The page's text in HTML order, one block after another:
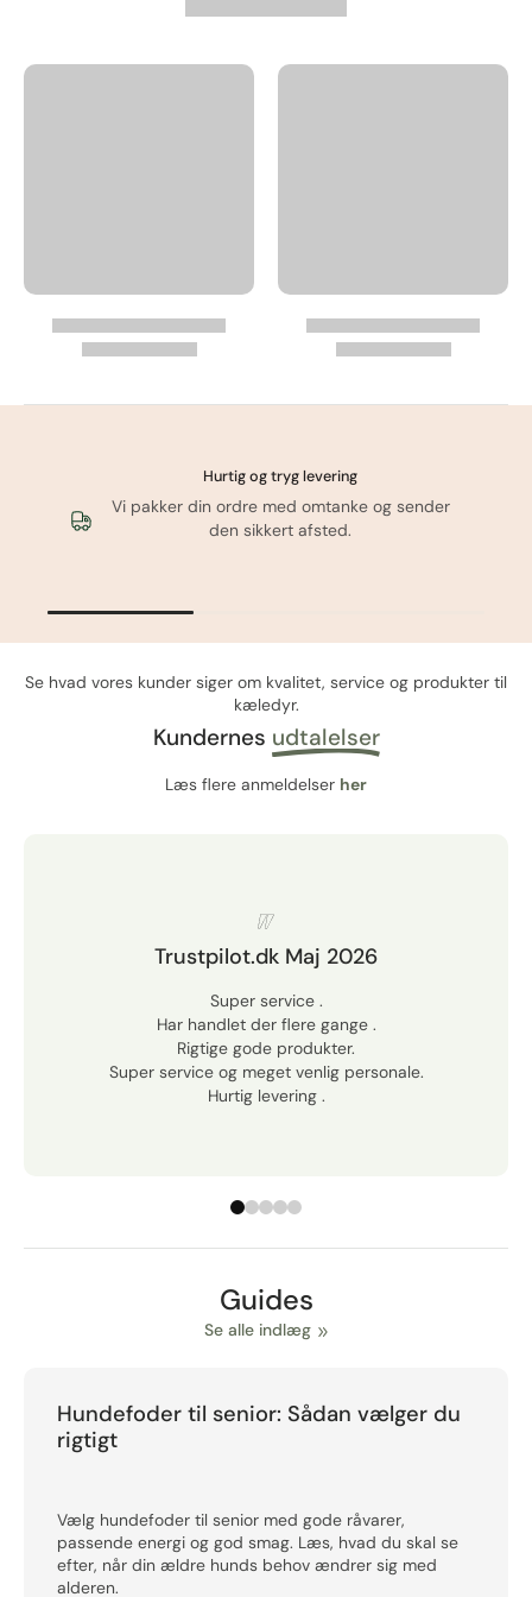
Hurtig og tryg levering
Vi pakker din ordre med omtanke og sender
den sikkert afsted.
Se hvad vores kunder siger om kvalitet, service og produkter til
kæledyr.
Kundernes udtalelser
Læs flere anmeldelser her
Trustpilot.dk Maj 2026
Super service .
Har handlet der flere gange .
Rigtige gode produkter.
Super service og meget venlig personale.
Hurtig levering .
Guides
Se alle indlæg
Hundefoder til senior: Sådan vælger du
rigtigt
Vælg hundefoder til senior med gode råvarer,
passende energi og god smag. Læs, hvad du skal se
efter, når din ældre hunds behov ændrer sig med
alderen.